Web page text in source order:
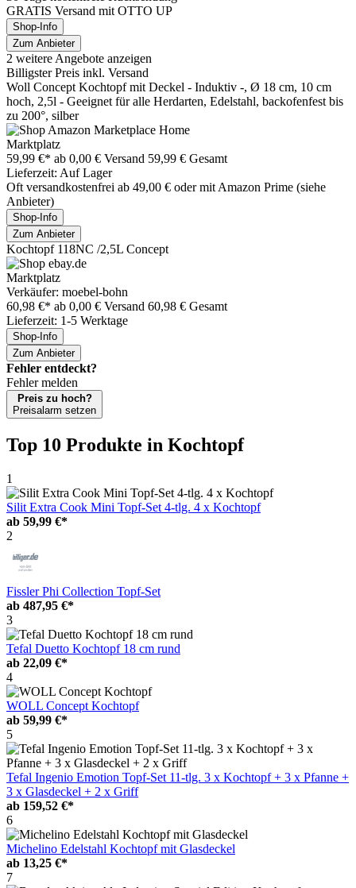
GRATIS Versand mit OTTO UP
Shop-Info
Zum Anbieter
2 weitere Angebote anzeigen
Billigster Preis inkl. Versand
Woll Concept Kochtopf mit Deckel - Induktiv -, Ø 18 cm, 10 cm
hoch, 2,5l - Geeignet für alle Herdarten, Edelstahl, backofenfest bis
zu 200°, silber
Marktplatz
59,99 €* ab 0,00 € Versand 59,99 € Gesamt
Lieferzeit: Auf Lager
Oft versandkostenfrei ab 49,00 € oder mit Amazon Prime (siehe
Anbieter)
Shop-Info
Zum Anbieter
Kochtopf 118NC /2,5L Concept
Marktplatz
Verkäufer: moebel-bohn
60,98 €* ab 0,00 € Versand 60,98 € Gesamt
Lieferzeit: 1-5 Werktage
Shop-Info
Zum Anbieter
Fehler entdeckt?
Fehler melden
Preis zu hoch?
Preisalarm setzen
Top 10 Produkte in Kochtopf
1
Silit Extra Cook Mini Topf-Set 4-tlg. 4 x Kochtopf
ab 59,99 €*
2
Fissler Phi Collection Topf-Set
ab 487,95 €*
3
Tefal Duetto Kochtopf 18 cm rund
ab 22,09 €*
4
WOLL Concept Kochtopf
ab 59,99 €*
5
Tefal Ingenio Emotion Topf-Set 11-tlg. 3 x Kochtopf + 3 x Pfanne +
3 x Glasdeckel + 2 x Griff
ab 159,52 €*
6
Michelino Edelstahl Kochtopf mit Glasdeckel
ab 13,25 €*
7